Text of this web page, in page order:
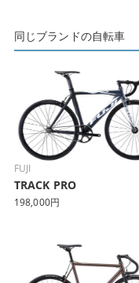
同じブランドの自転車
FUJI
TRACK PRO
198,000円